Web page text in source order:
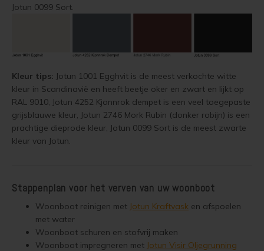
Jotun Oxan Olie als basis voor de vloer
Vloerverf voor binnen
Muurverf en Kleuren
Jotun 0099 Sort.
Kleur tips: Jotun 1001 Egghvit is de meest verkochte witte
kleur in Scandinavië en heeft beetje oker en zwart en lijkt op
RAL 9010, Jotun 4252 Kjonnrok dempet is een veel toegepaste
grijsblauwe kleur, Jotun 2746 Mork Rubin (donker robijn) is een
prachtige dieprode kleur, Jotun 0099 Sort is de meest zwarte
kleur van Jotun.
Stappenplan voor het verven van uw woonboot
Woonboot reinigen met Jotun Kraftvask en afspoelen
met water
Woonboot schuren en stofvrij maken
Woonboot impregneren met Jotun Visir Oljegrunning